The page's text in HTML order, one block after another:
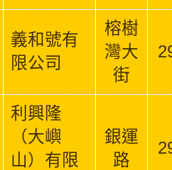
義和號有
限公司
榕樹
灣大
街
利興隆
（大嶼
山）有限
銀運
路